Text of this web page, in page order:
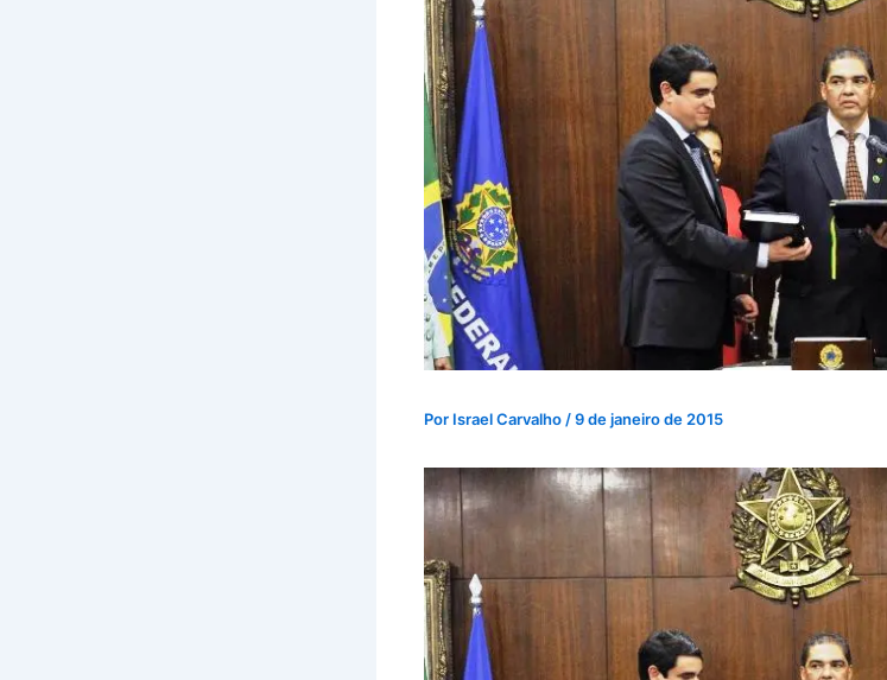
Por Israel Carvalho/9 de janeiro de 2015